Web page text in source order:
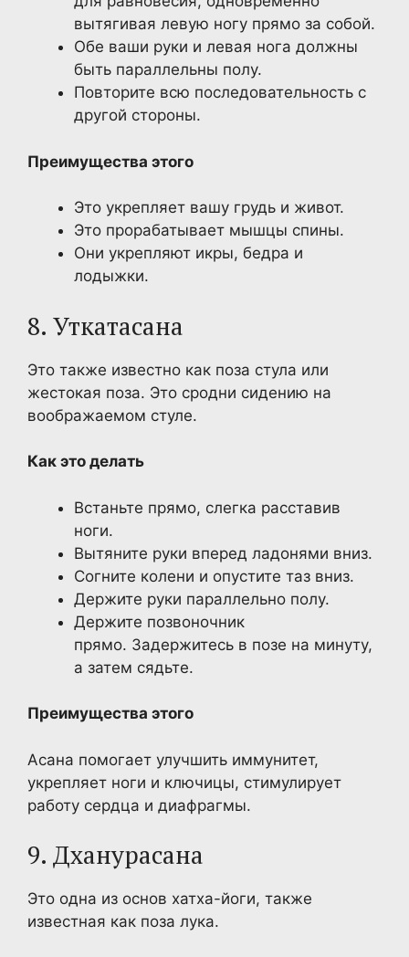
вытягивая левую ногу прямо за собой.
Обе ваши руки и левая нога должны
быть параллельны полу.
Повторите всю последовательность с
другой стороны.
Преимущества этого
Это укрепляет вашу грудь и живот.
Это прорабатывает мышцы спины.
Они укрепляют икры, бедра и
лодыжки.
8. Уткатасана
Это также известно как поза стула или
жестокая поза. Это сродни сидению на
воображаемом стуле.
Как это делать
Встаньте прямо, слегка расставив
ноги.
Вытяните руки вперед ладонями вниз.
Согните колени и опустите таз вниз.
Держите руки параллельно полу.
Держите позвоночник
прямо. Задержитесь в позе на минуту,
а затем сядьте.
Преимущества этого
Асана помогает улучшить иммунитет,
укрепляет ноги и ключицы, стимулирует
работу сердца и диафрагмы.
9. Дханурасана
Это одна из основ хатха-йоги, также
известная как поза лука.